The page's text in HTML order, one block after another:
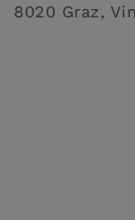
8020 Graz,